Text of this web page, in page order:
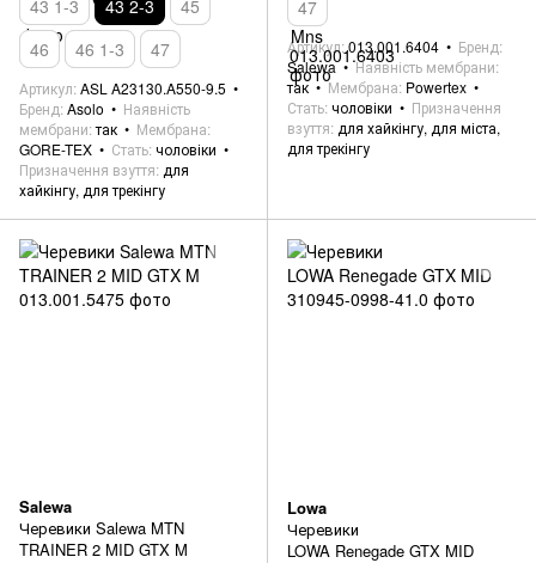
43 1-3 43 2-3
45
46
46 1-3 47
Артикул ASL A23130.A550-9.5
Бренд Asolo
Наявність
мембрани так
Мембрана
GORE-TEX
Стать чоловіки
Призначення взуття для
хайкінгу, для трекінгу
47
Артикул 013.001.6404
Бренд
Salewa
Наявність мембрани
так
Мембрана Powertex
Стать чоловіки
Призначення
взуття для хайкінгу, для міста,
для трекінгу
Salewa
Черевики Salewa MTN
TRAINER 2 MID GTX M
Lowa
Черевики
LOWA Renegade GTX MID